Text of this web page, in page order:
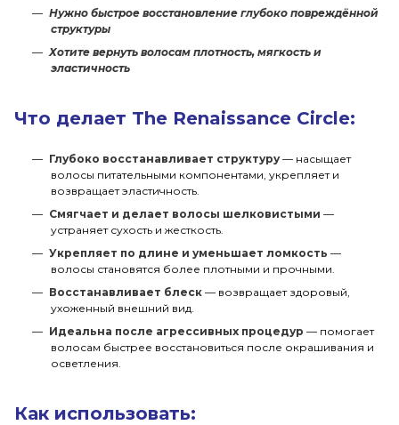
Нужно быстрое восстановление глубоко повреждённой
структуры
Хотите вернуть волосам плотность, мягкость и
эластичность
Что делает The Renaissance Circle:
Глубоко восстанавливает структуру— насыщает
волосы питательными компонентами, укрепляет и
возвращает эластичность.
Смягчает и делает волосы шелковистыми —
устраняет сухость и жесткость.
Укрепляет по длине и уменьшает ломкость —
волосы становятся более плотными и прочными.
Восстанавливает блеск — возвращает здоровый,
ухоженный внешний вид.
Идеальна после агрессивных процедур — помогает
волосам быстрее восстановиться после окрашивания и
осветления.
Как использовать: